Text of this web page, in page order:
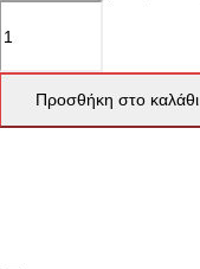
Προσθήκη στο καλάθι